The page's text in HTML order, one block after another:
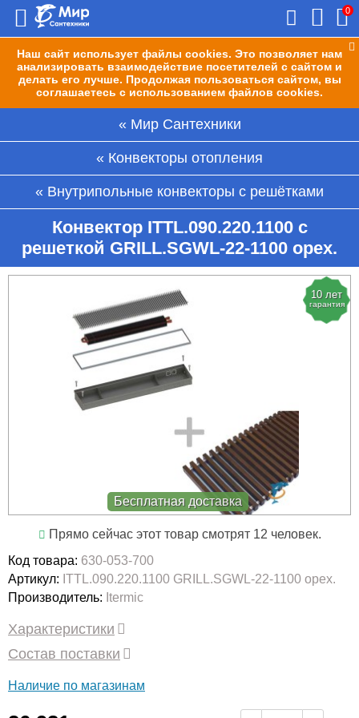
Наш сайт использует файлы cookies. Это позволяет нам
анализировать взаимодействие посетителей с сайтом и
делать его лучше. Продолжая пользоваться сайтом, вы
соглашаетесь с использованием файлов cookies.
0
Мир Сантехники
Конвекторы отопления
Внутрипольные конвекторы с решётками
Конвектор ITTL.090.220.1100 с
решеткой GRILL.SGWL-22-1100 орех.
10 лет
гарантия
Бесплатная доставка
Прямо сейчас этот товар смотрят 12 человек.
Код товара: 630-053-700
Артикул: ITTL.090.220.1100 GRILL.SGWL-22-1100 орех.
Производитель: Itermic
Характеристики
Состав поставки
Наличие по магазинам